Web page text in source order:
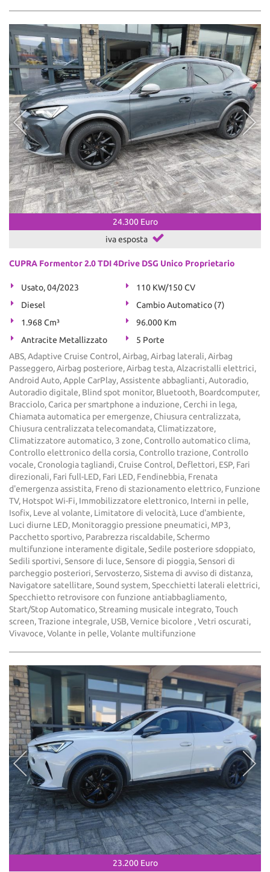
24.300 Euro
iva esposta
CUPRA Formentor 2.0 TDI 4Drive DSG Unico Proprietario
Usato, 04/2023
110 KW/150 CV
Diesel
Cambio Automatico (7)
1.968 Cm³
96.000 Km
Antracite Metallizzato
5 Porte
ABS, Adaptive Cruise Control, Airbag, Airbag laterali, Airbag
Passeggero, Airbag posteriore, Airbag testa, Alzacristalli elettrici,
Android Auto, Apple CarPlay, Assistente abbaglianti, Autoradio,
Autoradio digitale, Blind spot monitor, Bluetooth, Boardcomputer,
Bracciolo, Carica per smartphone a induzione, Cerchi in lega,
Chiamata automatica per emergenze, Chiusura centralizzata,
Chiusura centralizzata telecomandata, Climatizzatore,
Climatizzatore automatico, 3 zone, Controllo automatico clima,
Controllo elettronico della corsia, Controllo trazione, Controllo
vocale, Cronologia tagliandi, Cruise Control, Deflettori, ESP, Fari
direzionali, Fari full-LED, Fari LED, Fendinebbia, Frenata
d'emergenza assistita, Freno di stazionamento elettrico, Funzione
TV, Hotspot Wi-Fi, Immobilizzatore elettronico, Interni in pelle,
Isofix, Leve al volante, Limitatore di velocità, Luce d'ambiente,
Luci diurne LED, Monitoraggio pressione pneumatici, MP3,
Pacchetto sportivo, Parabrezza riscaldabile, Schermo
multifunzione interamente digitale, Sedile posteriore sdoppiato,
Sedili sportivi, Sensore di luce, Sensore di pioggia, Sensori di
parcheggio posteriori, Servosterzo, Sistema di avviso di distanza,
Navigatore satellitare, Sound system, Specchietti laterali elettrici,
Specchietto retrovisore con funzione antiabbagliamento,
Start/Stop Automatico, Streaming musicale integrato, Touch
screen, Trazione integrale, USB, Vernice bicolore , Vetri oscurati,
Vivavoce, Volante in pelle, Volante multifunzione
23.200 Euro